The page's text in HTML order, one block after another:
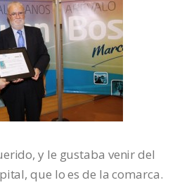
y le gustaba venir del
que lo es de la comarca.